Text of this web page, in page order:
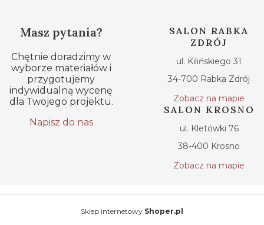
Masz pytania?
Chętnie doradzimy w
wyborze materiałów i
przygotujemy
indywidualną wycenę
dla Twojego projektu.
Napisz do nas
SALON RABKA
ZDRÓJ
ul. Kilińskiego 31
34-700 Rabka Zdrój
Zobacz na mapie
SALON KROSNO
ul. Kletówki 76
38-400 Krosno
Zobacz na mapie
Sklep internetowy Shoper.pl